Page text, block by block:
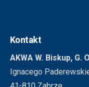
Kontakt
AKWA W. Biskup, G.
Ignacego